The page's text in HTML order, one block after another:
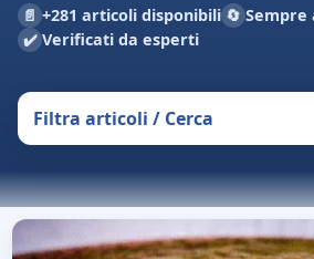
📄 +281 articoli disponibili 🔄
✔️ Verificati da esperti
Filtra articoli / Cerca